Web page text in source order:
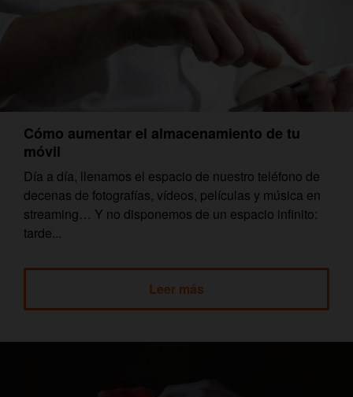
Cómo aumentar el almacenamiento de tu
móvil
Día a día, llenamos el espacio de nuestro teléfono de
decenas de fotografías, vídeos, películas y música en
streaming… Y no disponemos de un espacio infinito:
tarde...
Leer más